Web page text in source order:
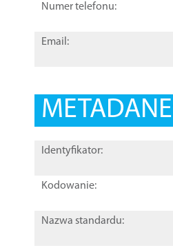
Numer telefonu:
Email:
Identyfikator:
Kodowanie:
Nazwa standardu: